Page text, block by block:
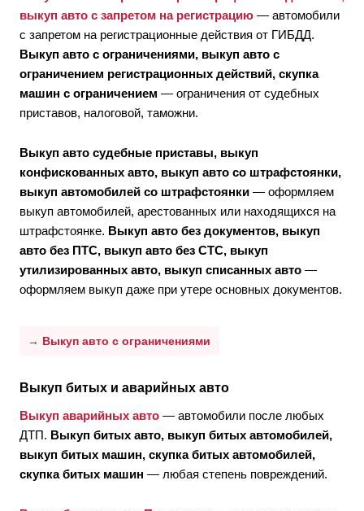
выкуп авто с запретом на регистрацию — автомобили
с запретом на регистрационные действия от ГИБДД.
Выкуп авто с ограничениями, выкуп авто с
ограничением регистрационных действий, скупка
машин с ограничением — ограничения от судебных
приставов, налоговой, таможни.
Выкуп авто судебные приставы, выкуп
конфискованных авто, выкуп авто со штрафстоянки,
выкуп автомобилей со штрафстоянки — оформляем
выкуп автомобилей, арестованных или находящихся на
штрафстоянке. Выкуп авто без документов, выкуп
авто без ПТС, выкуп авто без СТС, выкуп
утилизированных авто, выкуп списанных авто —
оформляем выкуп даже при утере основных документов.
→ Выкуп авто с ограничениями
Выкуп битых и аварийных авто
Выкуп аварийных авто — автомобили после любых
ДТП. Выкуп битых авто, выкуп битых автомобилей,
выкуп битых машин, скупка битых автомобилей,
скупка битых машин — любая степень повреждений.